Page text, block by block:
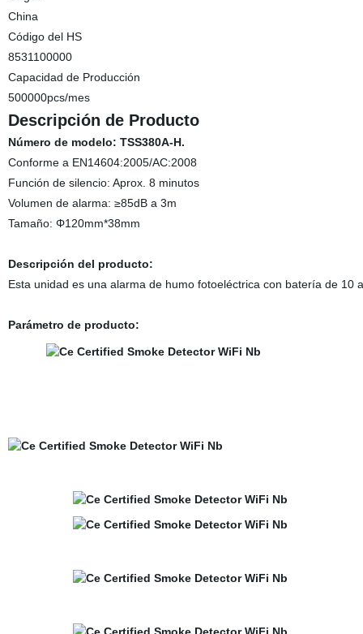
China
Código del HS
8531100000
Capacidad de Producción
500000pcs/mes
Descripción de Producto
Número de modelo: TSS380A-H.
Conforme a EN14604:2005/AC:2008
Función de silencio: Aprox. 8 minutos
Volumen de alarma: ≥85dB a 3m
Tamaño: Φ120mm*38mm
Descripción del producto:
Esta unidad es una alarma de humo fotoeléctrica con batería de 10
Parámetro de producto: